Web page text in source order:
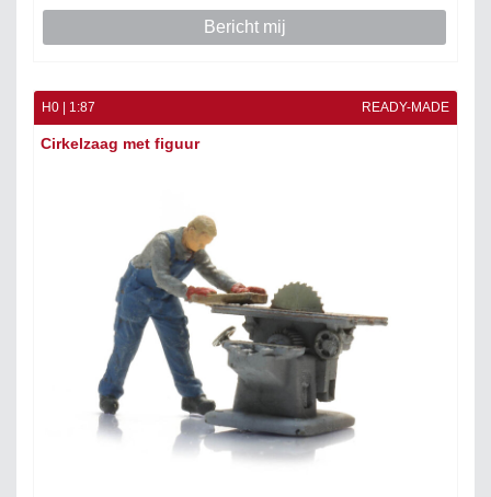
Bericht mij
H0 | 1:87 READY-MADE
Cirkelzaag met figuur